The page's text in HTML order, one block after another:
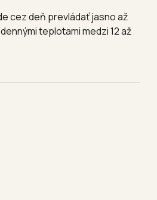
cez deň prevládať jasno až
teplotami medzi 12 až